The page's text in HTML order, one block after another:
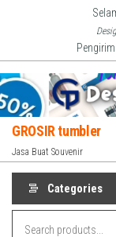
content
GROSIR tumbler
Jasa Buat Souvenir
Categories